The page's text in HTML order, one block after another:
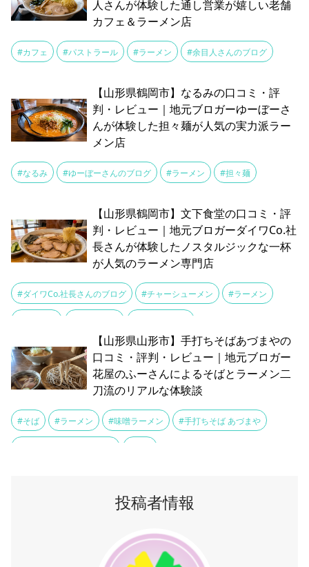
人さんが体験した通し営業が嬉しい老舗
カフェ＆ラーメン店
#カフェ #パストラール #ラーメン #余目人さんのブログ
【山形県鶴岡市】なるみの口コミ・評
判・レビュー｜地元ブロガーゆーぼーさ
んが体験した担々麺が人気の実力派ラー
メン店
#なるみ #ゆーぼーさんのブログ #ラーメン #担々麺
【山形県鶴岡市】文下食堂の口コミ・評
判・レビュー｜地元ブロガーダイワCo.社
長さんが体験したノスタルジックな一杯
が人気のラーメン専門店
#ダイワCo.社長さんのブログ #チャーシューメン #ラーメン
【山形県山形市】手打ちそばあづまやの
口コミ・評判・レビュー｜地元ブロガー
花屋のふーさんによるそばとラーメン二
刀流のリアルな体験談
#そば #ラーメン #味噌ラーメン #手打ちそば あづまや
投稿者情報